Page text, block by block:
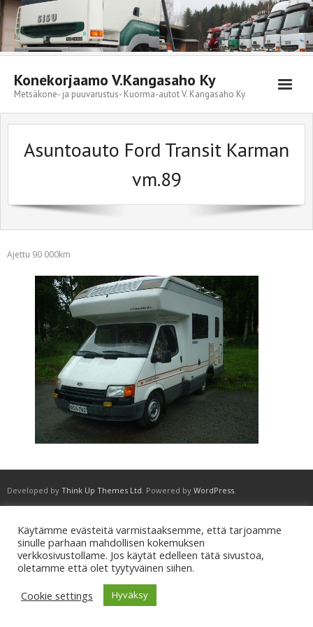
Skip
to
content
Konekorjaamo V.Kangasaho Ky
Metsäkone- ja puuvarustus- Kuorma-autot V. Kangasaho Ky
Asuntoauto Ford Transit Karman
vm.89
Ajettu 90 000km
Developed by Think Up Themes Ltd. Powered by WordPress.
Käytämme evästeitä varmistaaksemme, että tarjoamme
sinulle parhaan mahdollisen kokemuksen
verkkosivustollame. Jos käytät edelleen tätä sivustoa,
oletamme että olet tyytyväinen siihen.
Cookie settings
Hyväksy